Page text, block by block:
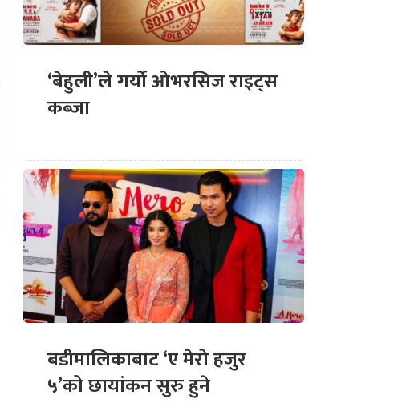
‘बेहुली’ले गर्यो ओभरसिज राइट्स
कब्जा
बडीमालिकाबाट ‘ए मेरो हजुर
५’को छायांकन सुरु हुने